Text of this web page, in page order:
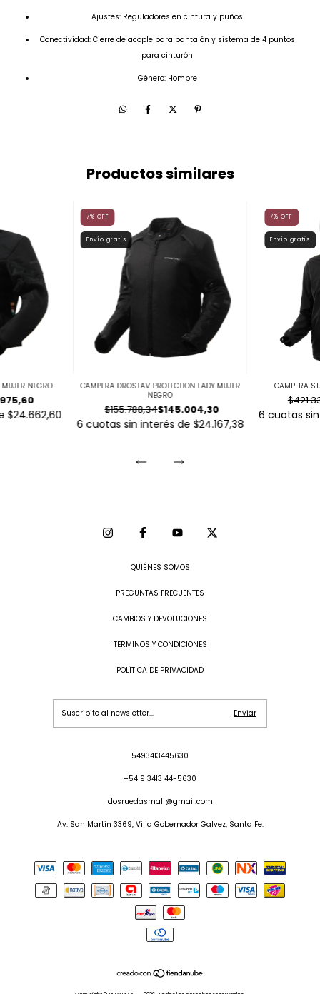
Ajustes: Reguladores en cintura y puños
Conectividad: Cierre de acople para pantalón y sistema de 4 puntos
para cinturón
Género: Hombre
Productos similares
NEGRO
$24.662,60
7% OFF
Envío gratis
CAMPERA DROSTAV PROTECTION LADY MUJER
NEGRO
$145.004,30
$155.788,34
6 cuotas sin interés de $24.167,38
7%OFF
Envío gratis
CAMPERA
6 cuotas
QUIÉNES SOMOS
PREGUNTAS FRECUENTES
CAMBIOS Y DEVOLUCIONES
TERMINOS Y CONDICIONES
POLÍTICA DE PRIVACIDAD
5493413445630
+54 9 3413 44-5630
dosruedasmall@gmail.com
Av. San Martin 3369, Villa Gobernador Galvez, Santa Fe.